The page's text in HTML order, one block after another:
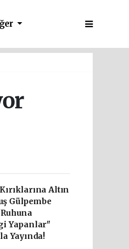
Altın
Gülpembe
Yapanlar"
Yayında!